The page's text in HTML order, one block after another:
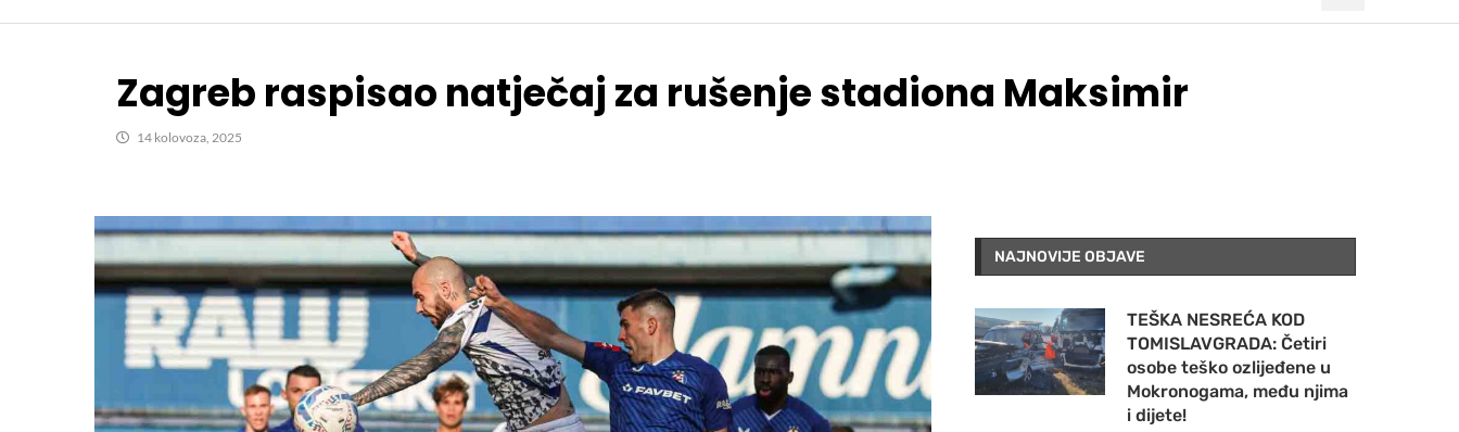
Zagreb raspisao natječaj za rušenje stadiona Maksimir
14 kolovoza, 2025
NAJNOVIJE OBJAVE
TEŠKA NESREĆA KOD
TOMISLAVGRADA: Četiri
osobe teško ozlijeđene u
Mokronogama, među njima
i dijete!